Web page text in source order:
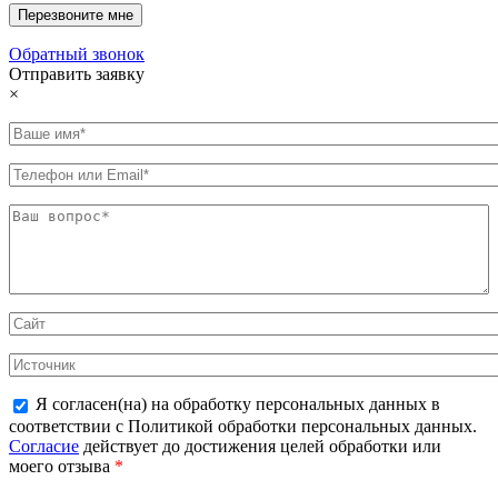
Обратный звонок
Отправить заявку
×
Я согласен(на) на обработку персональных данных в
соответствии с Политикой обработки персональных данных.
Согласие действует до достижения целей обработки или
моего отзыва *